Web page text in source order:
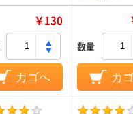
￥130
カゴへ
数量
カ